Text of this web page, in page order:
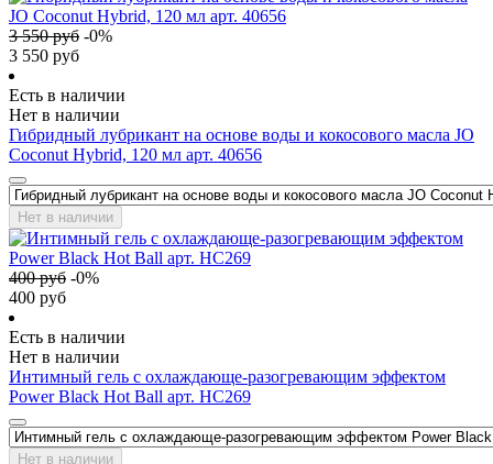
3 550руб -0%
3 550 руб
Есть в наличии
Нет в наличии
Гибридный лубрикант на основе воды и кокосового масла JO
Coconut Hybrid, 120 мл арт. 40656
Нет в наличии
400руб -0%
400 руб
Есть в наличии
Нет в наличии
Интимный гель с охлаждающе-разогревающим эффектом
Power Black Hot Ball арт. HC269
Нет в наличии